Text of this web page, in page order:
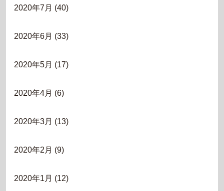
2020年7月 (40)
2020年6月 (33)
2020年5月 (17)
2020年4月 (6)
2020年3月 (13)
2020年2月 (9)
2020年1月 (12)